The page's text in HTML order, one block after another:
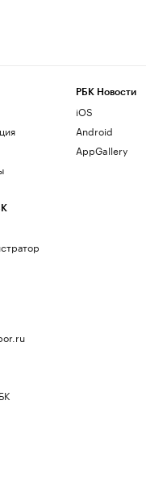
РБК Новости
iOS
Android
AppGallery